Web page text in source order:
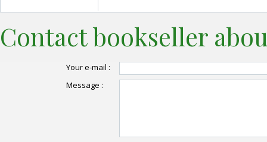
Contact bookseller
Your e-mail :
Message :